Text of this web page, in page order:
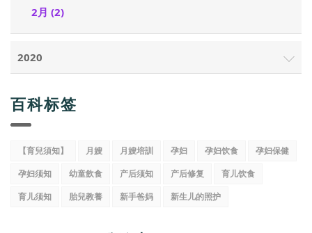
2月 (2)
2020
百科标签
【育兒須知】 月嫂 月嫂培訓 孕妇 孕妇饮食
孕妇保健
孕妇须知
幼童飲食 产后须知 产后修复
育儿饮食
育儿须知
胎兒教養 新手爸妈 新生儿的照护